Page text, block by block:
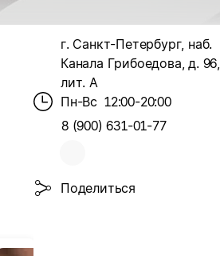
г. Санкт-Петербург, наб.
Канала Грибоедова, д. 96,
лит. А
Пн-Вс 12:00-20:00
8 (900) 631-01-77
Поделиться